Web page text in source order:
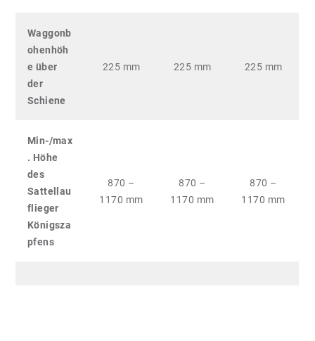
Waggonb
ohenhöh
e über
der
Schiene
225 mm 225 mm 225 mm
Min-/max
. Höhe
des
Sattellau
flieger
Königsza
pfens
870 –
1170 mm
870 –
1170 mm
870 –
1170 mm